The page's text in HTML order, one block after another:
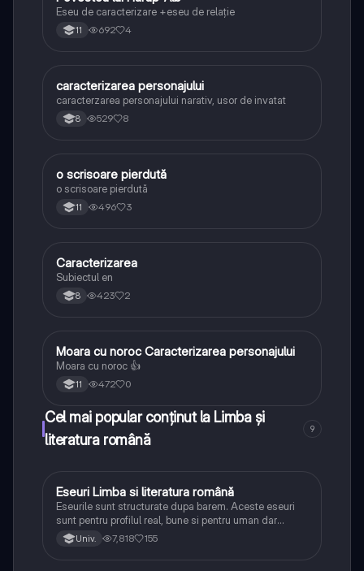
Eseu de caracterizare +eseu de relație
11 692 4
Limba și literatura română
caracterizarea personajului
caracterzarea personajului narativ, usor de invatat
8 529 8
Limba și literatura română
o scrisoare pierdută
o scrisoare pierdută
11 496 3
Limba și literatura română
Caracterizarea
Subiectul en
8 423 2
Limba și literatura română
Moara cu noroc Caracterizarea personajului
Moara cu noroc 👍
11 472 0
Cel mai popular conținut la Limba și
literatura română
9
Limba și literatura română
Eseuri Limba si literatura română
Eseurile sunt structurate dupa barem. Aceste eseuri
sunt pentru profilul real, bune si pentru uman dar
lipsesc relatiile dintre personaje si caracrerizarile.
Univ. 7,818 155